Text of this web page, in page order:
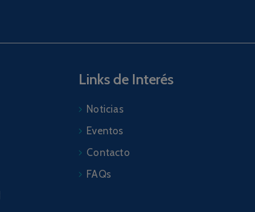
Links de Interés
Noticias
Eventos
Contacto
FAQs